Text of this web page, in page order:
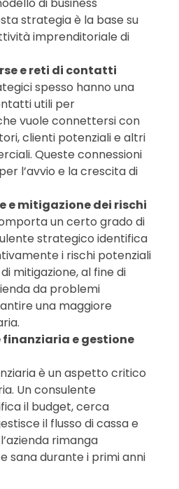
strategia è la base su
imprenditoriale di
e reti di contatti
spesso hanno una
utili per
vuole connettersi con
clienti potenziali e altri
Queste connessioni
l’avvio e la crescita di
e mitigazione dei rischi
un certo grado di
strategico identifica
i rischi potenziali
mitigazione, al fine di
da problemi
una maggiore
e gestione
è un aspetto critico
Un consulente
il budget, cerca
il flusso di cassa e
rimanga
sana durante i primi anni